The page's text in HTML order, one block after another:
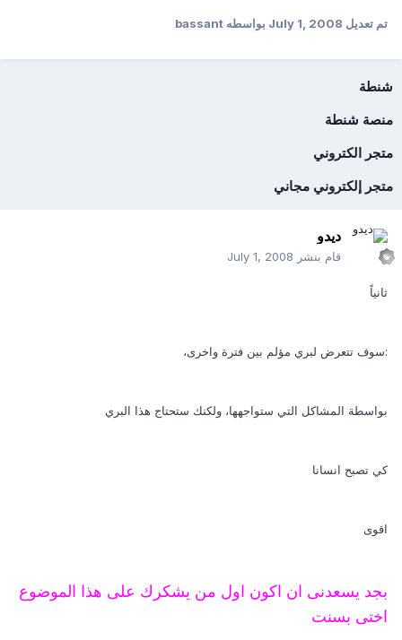
تم تعديلJuly 1, 2008بواسطه bassant
شنطة
منصة شنطة
متجر الكتروني
متجر إلكتروني مجاني
ديدو
قام بنشر July 1, 2008
ثانياً
:سوف تتعرض لبري مؤلم بين فترة واخرى،
بواسطة المشاكل التي ستواجهها، ولكنك ستحتاج هذا البري
كي تصبح انسانا
اقوى
بجد يسعدنى ان اكون اول من يشكرك على هذا الموضوع
اختى بسنت